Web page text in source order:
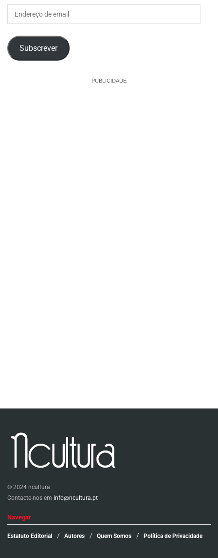
Subscrever
PUBLICIDADE
© 2024 ncultura
Contacte-nos em info@ncultura.pt
Navegar
Estatuto Editorial Autores Quem Somos Política de Privacidade